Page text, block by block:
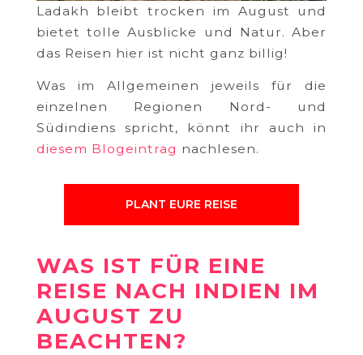
Ladakh bleibt trocken im August und
bietet tolle Ausblicke und Natur. Aber
das Reisen hier ist nicht ganz billig!
Was im Allgemeinen jeweils für die
einzelnen Regionen Nord- und
Südindiens spricht, könnt ihr auch in
diesem Blogeintrag nachlesen.
PLANT EURE REISE
WAS IST FÜR EINE
REISE NACH INDIEN IM
AUGUST ZU
BEACHTEN?